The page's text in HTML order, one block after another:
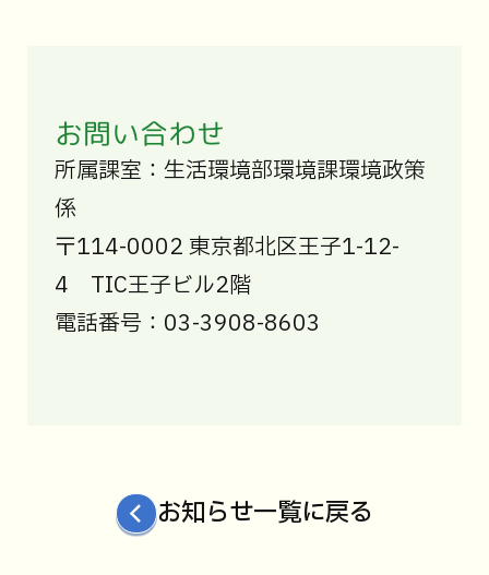
お問い合わせ
所属課室：生活環境部環境課環境政策
係
〒114-0002 東京都北区王子1-12-
4 TIC王子ビル2階
電話番号：03-3908-8603
お知らせ一覧に戻る